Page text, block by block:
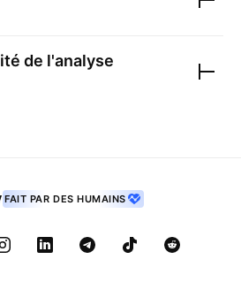
de l'analyse
FAIT PAR DES HUMAINS